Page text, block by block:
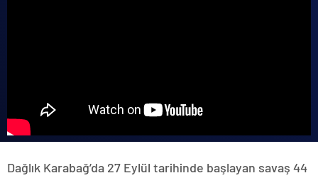
Dağlık Karabağ’da 27 Eylül tarihinde başlayan savaş 44